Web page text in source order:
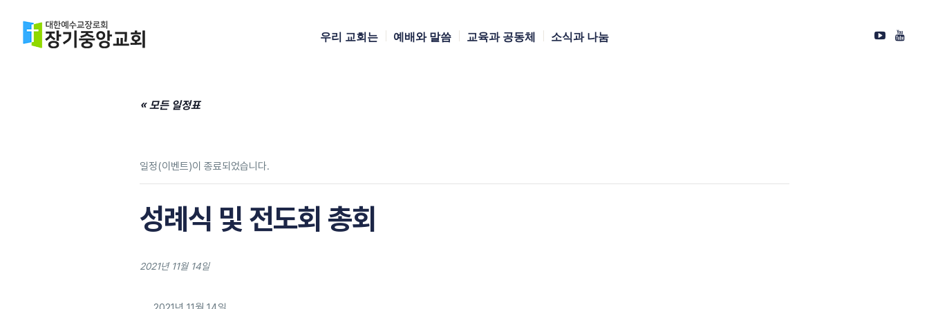
우리 교회는 예배와 말씀 교육과 공동체 소식과 나눔
« 모든 일정표
일정(이벤트)이 종료되었습니다.
성례식 및 전도회 총회
2021년 11월 14일